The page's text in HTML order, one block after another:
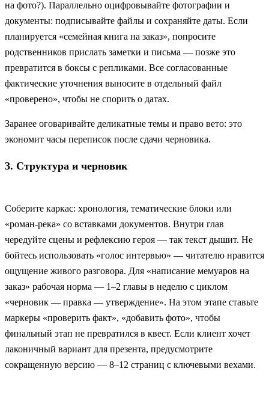
на фото?). Параллельно оцифровывайте фотографии и
документы: подписывайте файлы и сохраняйте даты. Если
планируется «семейная книга на заказ», попросите
родственников прислать заметки и письма — позже это
превратится в боксы с репликами. Все согласованные
фактические уточнения выносите в отдельный файл
«проверено», чтобы не спорить о датах.
Заранее оговаривайте деликатные темы и право вето: это
экономит часы переписок после сдачи черновика.
3. Структура и черновик
Соберите каркас: хронология, тематические блоки или
«роман-река» со вставками документов. Внутри глав
чередуйте сцены и рефлексию героя — так текст дышит. Не
бойтесь использовать «голос интервью» — читателю нравится
ощущение живого разговора. Для «написание мемуаров на
заказ» рабочая норма — 1–2 главы в неделю с циклом
«черновик — правка — утверждение». На этом этапе ставьте
маркеры «проверить факт», «добавить фото», чтобы
финальный этап не превратился в квест. Если клиент хочет
лаконичный вариант для презента, предусмотрите
сокращенную версию — 8–12 страниц с ключевыми вехами.